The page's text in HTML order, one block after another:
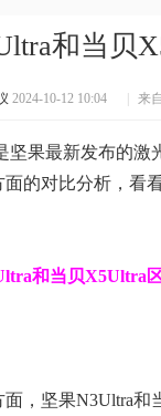
和当贝
2024-10-12 10:04 来
坚果最新发布的
的对比分析，看
和当贝X5Ultra
，坚果N3Ultra和